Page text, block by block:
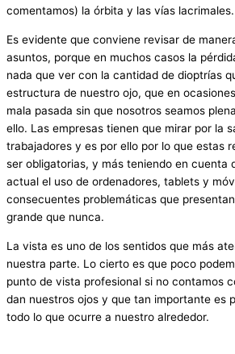
comentamos) la órbita y las vías lacrimales.
Es evidente que conviene revisar de
asuntos, porque en muchos casos la
nada que ver con la cantidad de dioptrías
estructura de nuestro ojo, que en
mala pasada sin que nosotros seamos
ello. Las empresas tienen que mirar por la
trabajadores y es por ello por lo que estas
ser obligatorias, y más teniendo en cuenta
actual el uso de ordenadores, tablets y
consecuentes problemáticas que
grande que nunca.
La vista es uno de los sentidos que más
nuestra parte. Lo cierto es que poco
punto de vista profesional si no contamos
dan nuestros ojos y que tan importante es
todo lo que ocurre a nuestro alrededor.